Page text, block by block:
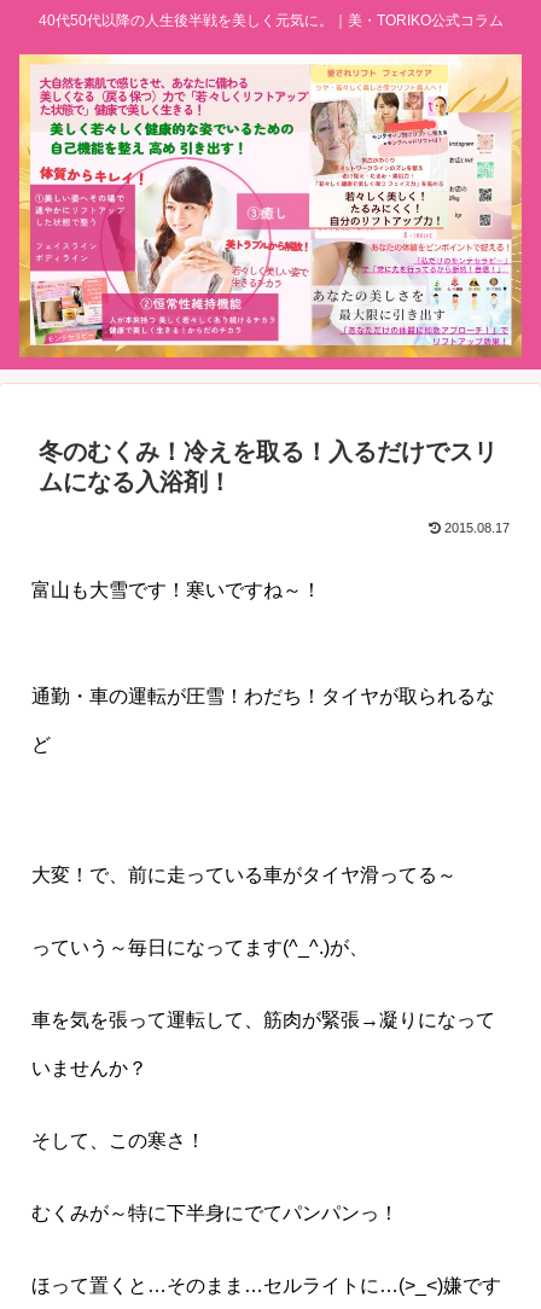
40代50代以降の人生後半戦を美しく元気に。｜美・TORIKO公式コラム
冬のむくみ！冷えを取る！入るだけでスリ
ムになる入浴剤！
2015.08.17
富山も大雪です！寒いですね～！
通勤・車の運転が圧雪！わだち！タイヤが取られるな
ど
大変！で、前に走っている車がタイヤ滑ってる～
っていう～毎日になってます(^_^.)が、
車を気を張って運転して、筋肉が緊張→凝りになって
いませんか？
そして、この寒さ！
むくみが～特に下半身にでてパンパンっ！
ほって置くと…そのまま…セルライトに…(>_<)嫌です